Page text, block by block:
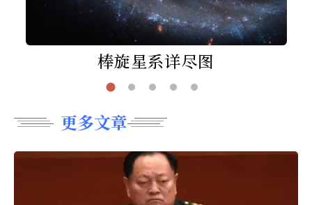
棒旋星系详尽图
更多文章